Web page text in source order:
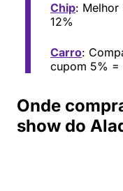
Chip: Melhor
12%
Carro:
cupom 5% =
Onde
show do